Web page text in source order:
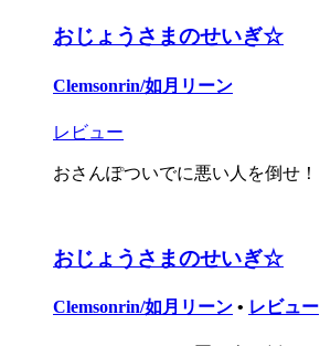
おじょうさまのせいぎ☆
Clemsonrin/如月リーン
レビュー
おさんぽついでに悪い人を倒せ！
おじょうさまのせいぎ☆
Clemsonrin/如月リーン • レビュー